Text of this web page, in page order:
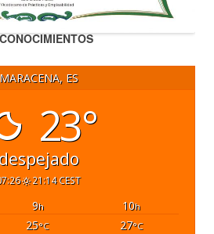
MARACENA, ES
23°
despejado
21:14 CEST
9h 10h
25°C 27°C